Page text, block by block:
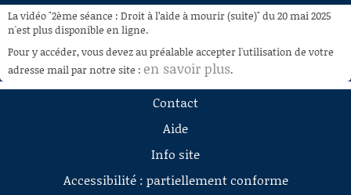
À LA DEMANDE
RECHERCHE
AIDE À LA DÉCOUPE
La vidéo "2ème séance : Droit à l’aide à mourir (suite)" du 20 mai 2025
n'est plus disponible en ligne.
Pour y accéder, vous devez au préalable accepter l'utilisation de votre
adresse mail par notre site : en savoir plus.
Contact
Aide
Info site
Accessibilité : partiellement conforme